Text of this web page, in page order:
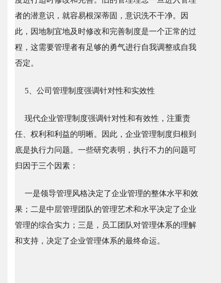
者的潜意识，就容易根深蒂固，意识洗不干净。因
此，因地制宜地及时修改和完善制度是一个正常的过
程，这需要管理者有足够的勇气进行自我调整或自我
否定。
5、公司管理制度强调针对性和实效性
现代企业管理制度强调针对性和有效性，注重责
任、权利和利益的明晰。因此，企业管理制度归根到
底是执行力问题。一些研究表明，执行不力的问题可
归因于三个因素：
一是领导管理风格决定了企业管理的整体水平和效
果；二是中层管理团队的管理艺术和水平决定了企业
管理的综合实力；三是，员工团队对管理体系的理解
和支持，决定了企业管理体系的最终命运。